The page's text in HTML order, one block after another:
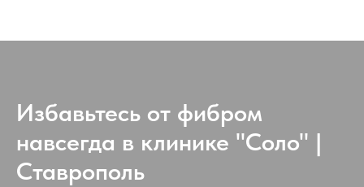
Избавьтесь от фибром
навсегда в клинике "Соло" |
Ставрополь